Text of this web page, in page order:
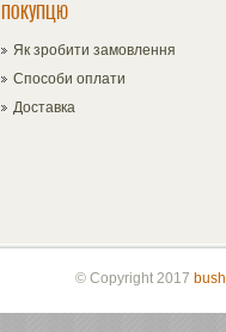
ПОКУПЦЮ
Як зробити замовлення
Способи оплати
Доставка
© Copyright 2017